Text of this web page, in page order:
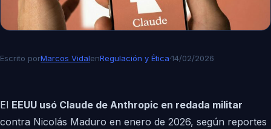
Escrito porMarcos VidalenRegulación y Ética·14/02/2026
El EEUU usó Claude de Anthropic en redada militar
contra Nicolás Maduro en enero de 2026, según reportes